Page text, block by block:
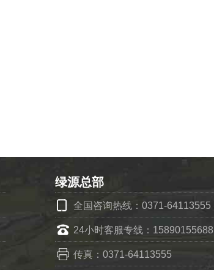
绿源总部
全国咨询热线：0371-64113555
24小时客服专线：15890155688
传真：0371-64113555